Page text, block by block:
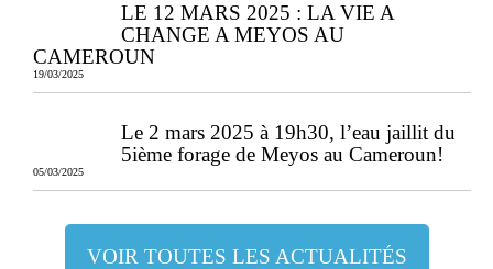
LE 12 MARS 2025 : LA VIE A
CHANGE A MEYOS AU
CAMEROUN
19/03/2025
Le 2 mars 2025 à 19h30, l’eau jaillit du
5ième forage de Meyos au Cameroun!
05/03/2025
VOIR TOUTES LES ACTUALITÉS